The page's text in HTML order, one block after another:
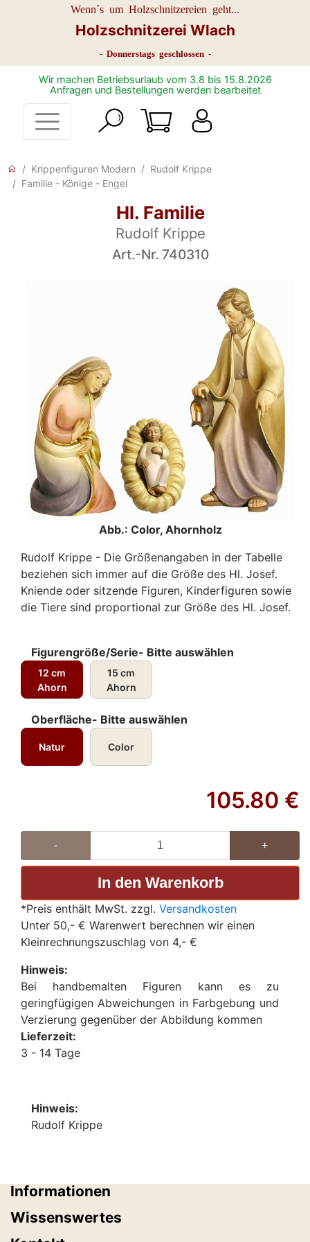
Wenn´s um Holzschnitzereien geht...
Holzschnitzerei Wlach
- Donnerstags geschlossen -
Wir machen Betriebsurlaub vom 3.8 bis 15.8.2026
Anfragen und Bestellungen werden bearbeitet
Krippenfiguren Modern
Rudolf Krippe
Familie - Könige - Engel
Hl. Familie
Rudolf Krippe
Art.-Nr. 740310
Abb.: Color, Ahornholz
Rudolf Krippe - Die Größenangaben in der Tabelle
beziehen sich immer auf die Größe des Hl. Josef.
Kniende oder sitzende Figuren, Kinderfiguren sowie
die Tiere sind proportional zur Größe des Hl. Josef.
Figurengröße/Serie- Bitte auswählen
12 cm
Ahorn
15 cm
Ahorn
Oberfläche- Bitte auswählen
Natur Color
105.80 €
- +
*Preis enthält MwSt. zzgl. Versandkosten
Unter 50,- € Warenwert berechnen wir einen
Kleinrechnungszuschlag von 4,- €
Hinweis:
Bei handbemalten Figuren kann es zu
geringfügigen Abweichungen in Farbgebung und
Verzierung gegenüber der Abbildung kommen
Lieferzeit:
3 - 14 Tage
Hinweis:
Rudolf Krippe
Informationen
Wissenswertes